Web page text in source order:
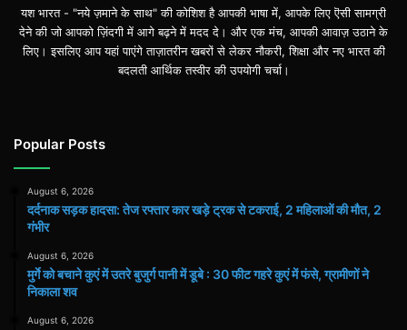
यश भारत - "नये ज़माने के साथ" की कोशिश है आपकी भाषा में, आपके लिए ऎसी सामग्री
देने की जो आपको ज़िंदगी में आगे बढ़ने में मदद दे। और एक मंच, आपकी आवाज़ उठाने के
लिए। इसलिए आप यहां पाएंगे ताज़ातरीन खबरों से लेकर नौकरी, शिक्षा और नए भारत की
बदलती आर्थिक तस्वीर की उपयोगी चर्चा।
Popular Posts
August 6, 2026
दर्दनाक सड़क हादसा: तेज रफ्तार कार खड़े ट्रक से टकराई, 2 महिलाओं की मौत, 2
गंभीर
August 6, 2026
मुर्गे को बचाने कुएं में उतरे बुजुर्ग पानी में डूबे : 30 फीट गहरे कुएं में फंसे, ग्रामीणों ने
निकाला शव
August 6, 2026